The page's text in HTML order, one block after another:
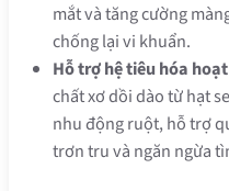
mắt và tăng cường
chống lại vi khuẩn.
Hỗ trợ hệ tiêu hóa
chất xơ dồi dào từ hạt
nhu động ruột, hỗ trợ
trơn tru và ngăn ngừa